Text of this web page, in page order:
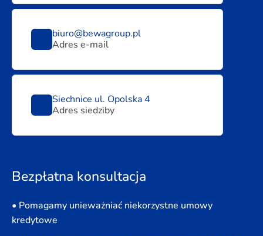
biuro@bewagroup.pl
Adres e-mail
Siechnice ul. Opolska 4
Adres siedziby
Bezpłatna konsultacja
• Pomagamy unieważniać niekorzystne umowy
kredytowe